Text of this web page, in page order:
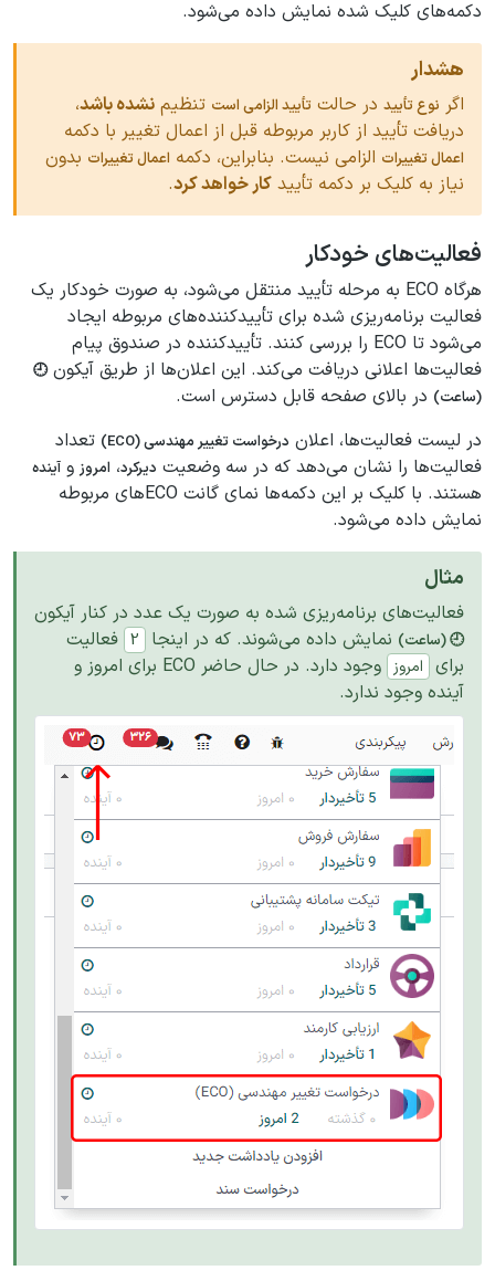
دکمه‌های کلیک شده نمایش داده می‌شود.
هشدار
اگر نوع تأیید در حالت تأیید الزامی است تنظیم نشده باشد،
دریافت تأیید از کاربر مربوطه قبل از اعمال تغییر با دکمه
اعمال تغییرات الزامی نیست. بنابراین، دکمه اعمال تغییرات بدون
نیاز به کلیک بر دکمه تأیید کار خواهد کرد.
فعالیت‌های خودکار
هرگاه ECO به مرحله تأیید منتقل می‌شود، به صورت خودکار یک
فعالیت برنامه‌ریزی شده برای تأییدکننده‌های مربوطه ایجاد
می‌شود تا ECO را بررسی کنند. تأییدکننده در صندوق پیام
فعالیت‌ها اعلانی دریافت می‌کند. این اعلان‌ها از طریق آیکون🕘
(ساعت) در بالای صفحه قابل دسترس است.
در لیست فعالیت‌ها، اعلان درخواست تغییر مهندسی (ECO)
تعداد
فعالیت‌ها را نشان می‌دهد که در سه وضعیت دیرکرد، امروز و آینده
هستند. با کلیک بر این دکمه‌ها نمای گانت ECOهای مربوطه
نمایش داده می‌شود.
مثال
فعالیت‌های برنامه‌ریزی شده به صورت یک عدد در کنار آیکون
🕘 (ساعت) نمایش داده می‌شوند. که در اینجا 2 فعالیت
برای امروز
وجود دارد. در حال حاضر ECO برای امروز و
آینده وجود ندارد.